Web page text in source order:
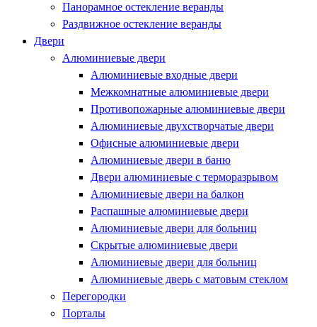
Панорамное остекление веранды
Раздвижное остекление веранды
Двери
Алюминиевые двери
Алюминиевые входные двери
Межкомнатные алюминиевые двери
Противопожарные алюминиевые двери
Алюминиевые двухстворчатые двери
Офисные алюминиевые двери
Алюминиевые двери в баню
Двери алюминиевые с терморазрывом
Алюминиевые двери на балкон
Распашные алюминиевые двери
Алюминиевые двери для больниц
Скрытые алюминиевые двери
Алюминиевые двери для больниц
Алюминиевые дверь с матовым стеклом
Перегородки
Порталы